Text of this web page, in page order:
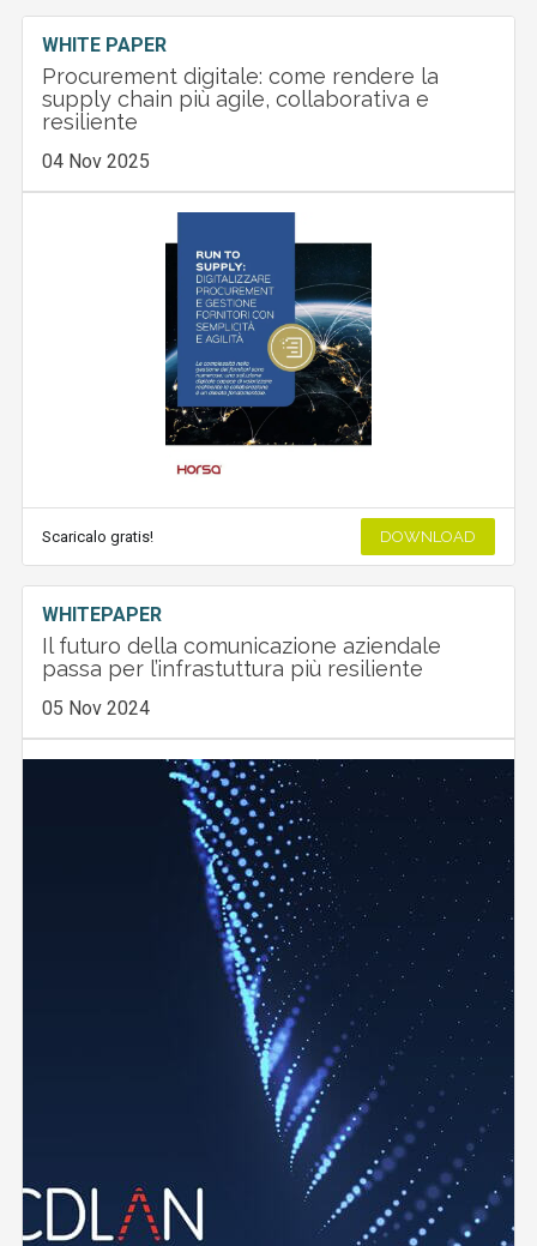
WHITE PAPER
Procurement digitale: come rendere la
supply chain più agile, collaborativa e
resiliente
04 Nov 2025
Scaricalo gratis! DOWNLOAD
WHITEPAPER
Il futuro della comunicazione aziendale
passa per l’infrastuttura più resiliente
05 Nov 2024